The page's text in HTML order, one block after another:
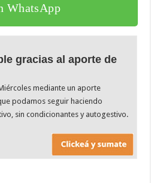
WhatsApp
gracias al aporte de
mediante un aporte
podamos seguir haciendo
sin condicionantes y autogestivo.